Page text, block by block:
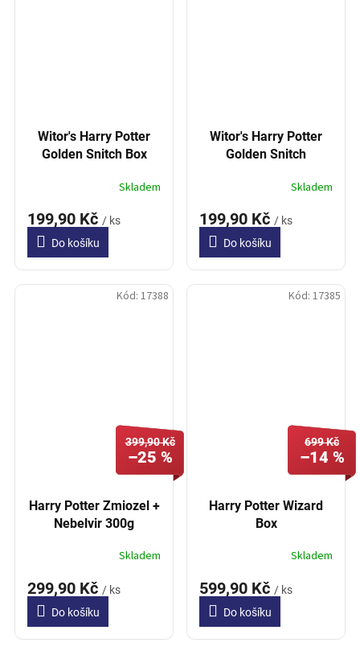
Witor's Harry Potter
Golden Snitch Box
Skladem
199,90 Kč / ks
Do košíku
Witor's Harry Potter
Golden Snitch
Skladem
199,90 Kč / ks
Do košíku
399,90 Kč
–25 %
Harry Potter Zmiozel +
Nebelvir 300g
Skladem
299,90 Kč / ks
Do košíku
Kód: 17388
699 Kč
–14 %
Harry Potter Wizard
Box
Skladem
599,90 Kč / ks
Do košíku
Kód: 17385